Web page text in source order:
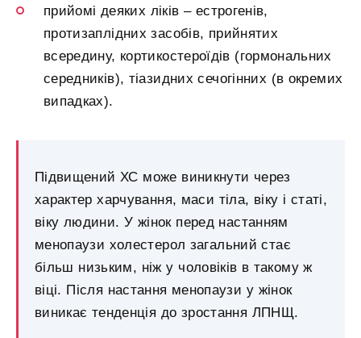
прийомі деяких ліків – естрогенів,
протизаплідних засобів, прийнятих
всередину, кортикостероїдів (гормональних
середників), тіазидних сечогінних (в окремих
випадках).
Підвищений ХС може виникнути через
характер харчування, маси тіла, віку і статі,
віку людини. У жінок перед настанням
менопаузи холестерол загальний стає
більш низьким, ніж у чоловіків в такому ж
віці. Після настання менопаузи у жінок
виникає тенденція до зростання ЛПНЩ.